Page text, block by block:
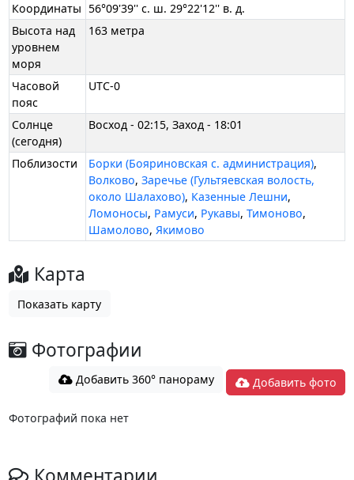
Координаты 56°09'39'' с. ш. 29°22'12'' в. д.
Высота над
уровнем
моря
163 метра
Часовой
пояс
UTC-0
Солнце
(сегодня)
Восход - 02:15, Заход - 18:01
Поблизости Борки (Бояриновская с. администрация),
Волково,Заречье (Гультяевская волость,
около Шалахово), Казенные Лешни,
Ломоносы, Рамуси, Рукавы,Тимоново,
Шамолово,Якимово
Карта
Показать карту
Фотографии
Добавить 360° панораму Добавить фото
Фотографий пока нет